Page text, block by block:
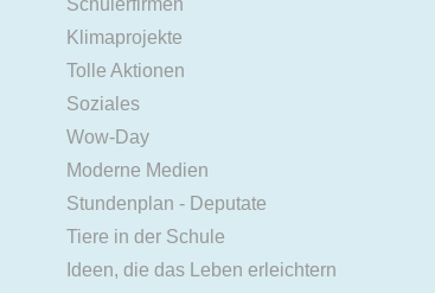
Klimaprojekte
Tolle Aktionen
Soziales
Wow-Day
Moderne Medien
Stundenplan - Deputate
Tiere in der Schule
Ideen, die das Leben erleichtern